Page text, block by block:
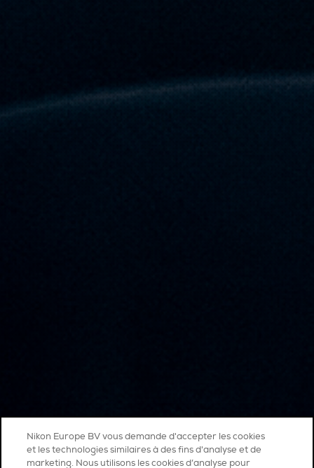
Nikon Europe BV vous demande d'accepter les cookies
et les technologies similaires à des fins d'analyse et de
marketing. Nous utilisons les cookies d’analyse pour